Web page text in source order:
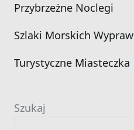
Przybrzeżne Noclegi
Szlaki Morskich Wypraw
Turystyczne Miasteczka
Szukaj